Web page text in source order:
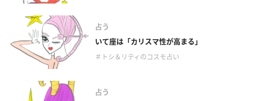
占う
いて座は「カリスマ性が高まる」
＃トシ＆リティのコスモ占い
占う